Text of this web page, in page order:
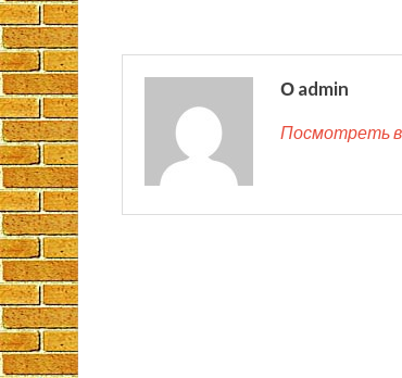
О admin
Посмотреть